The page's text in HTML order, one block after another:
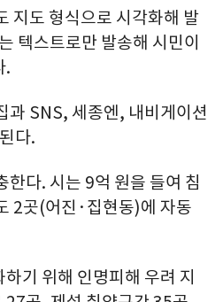
지도 형식으로 시각화해 발
텍스트로만 발송해 시민이
.
과 SNS, 세종엔, 내비게이션
다.
한다. 시는 9억 원을 들여 침
2곳(어진·집현동)에 자동
기 위해 인명피해 우려 지